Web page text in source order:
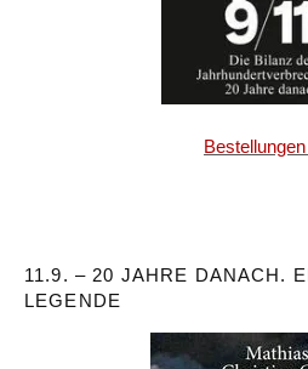
11.9. – 20 JAHRE DANACH.
LEGENDE